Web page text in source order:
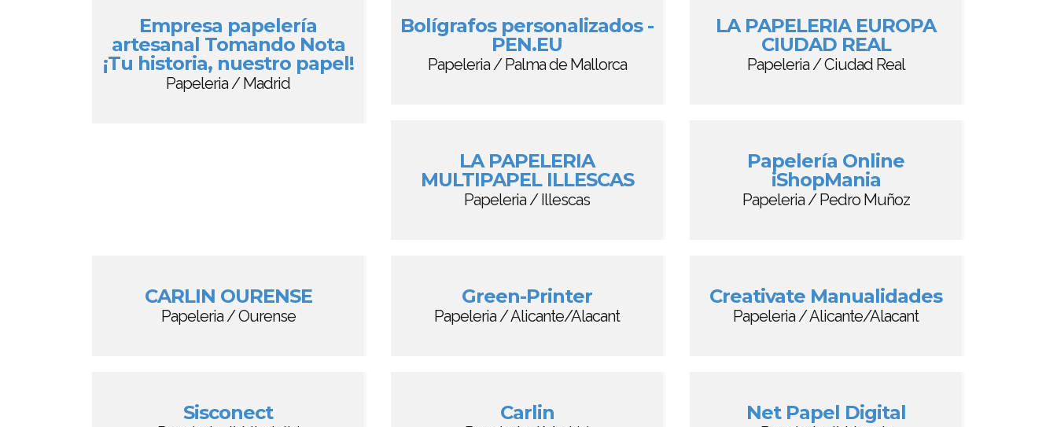
Empresa papelería
artesanal Tomando Nota
¡Tu historia, nuestro papel!
Papeleria / Madrid
Bolígrafos personalizados -
PEN.EU
Papeleria / Palma de Mallorca
LA PAPELERIA EUROPA
CIUDAD REAL
Papeleria / Ciudad Real
LA PAPELERIA
MULTIPAPEL ILLESCAS
Papeleria / Illescas
Papelería Online
iShopMania
Papeleria / Pedro Muñoz
CARLIN OURENSE
Papeleria / Ourense
Green-Printer
Papeleria / Alicante/Alacant
Creativate Manualidades
Papeleria / Alicante/Alacant
Sisconect Carlin Net Papel Digital